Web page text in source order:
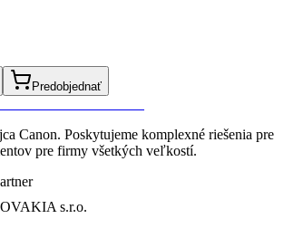
Predobjednať
Canon. Poskytujeme komplexné riešenia pre
pre firmy všetkých veľkostí.
s.r.o.